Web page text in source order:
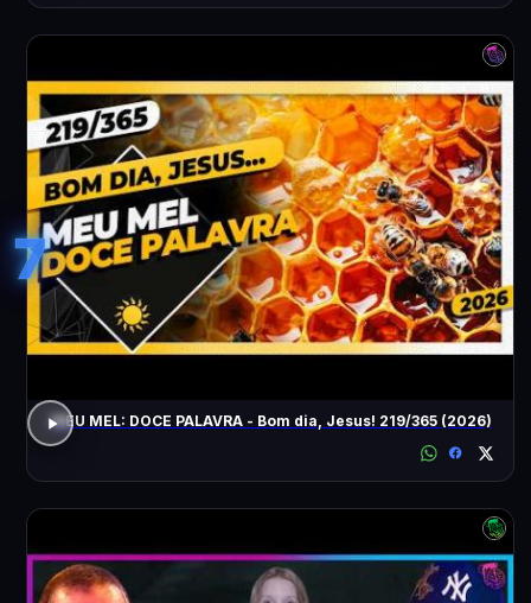
7
MEU MEL: DOCE PALAVRA - Bom dia, Jesus! 219/365 (2026)